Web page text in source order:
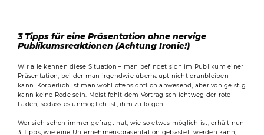
3 Tipps für eine Präsentation ohne nervige
Publikumsreaktionen (Achtung Ironie!)
Wir alle kennen diese Situation – man befindet sich im Publikum einer
Präsentation, bei der man irgendwie überhaupt nicht dranbleiben
kann. Körperlich ist man wohl offensichtlich anwesend, aber von geistig
kann keine Rede sein. Meist fehlt dem Vortrag schlichtweg der rote
Faden, sodass es unmöglich ist, ihm zu folgen.
Wer sich schon immer gefragt hat, wie so etwas möglich ist, erhält nun
3 Tipps, wie eine Unternehmenspräsentation gebastelt werden kann,